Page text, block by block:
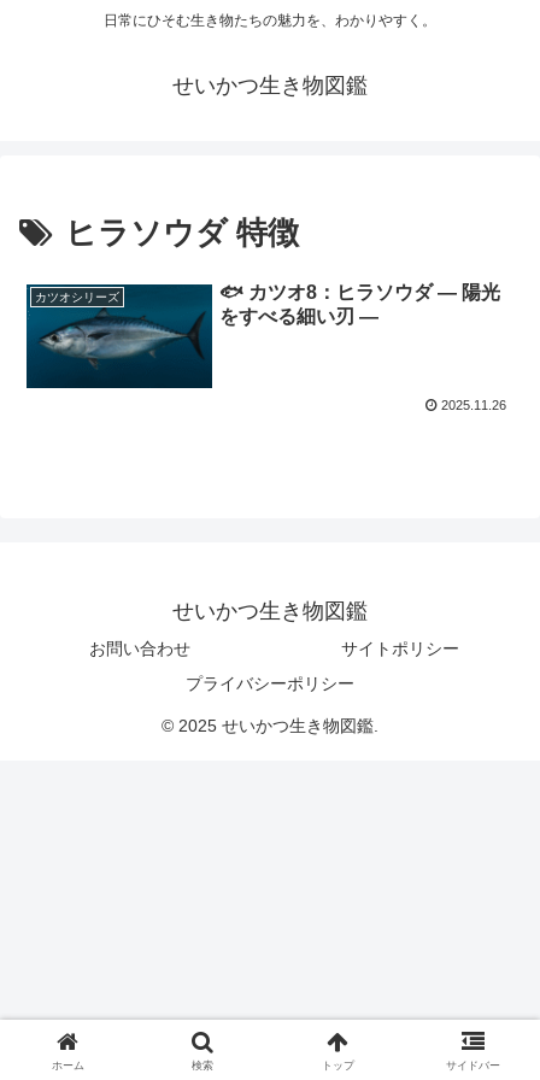
日常にひそむ生き物たちの魅力を、わかりやすく。
せいかつ生き物図鑑
ヒラソウダ 特徴
カツオシリーズ
🐟 カツオ8：ヒラソウダ ― 陽光
をすべる細い刃 ―
2025.11.26
せいかつ生き物図鑑
お問い合わせ
サイトポリシー
プライバシーポリシー
© 2025 せいかつ生き物図鑑.
ホーム 検索 トップ サイドバー